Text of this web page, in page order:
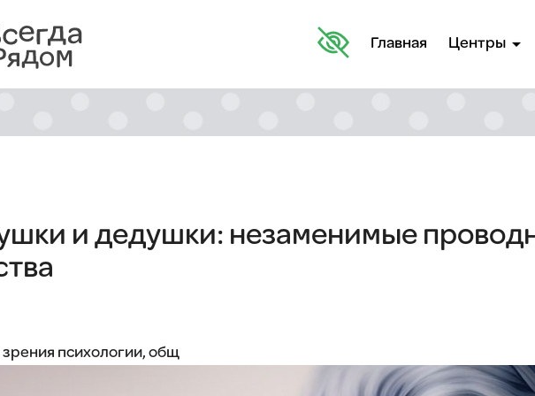
Главная Центры arrow_drop_down
и дедушки: незаменимые
зрения психологии, общ